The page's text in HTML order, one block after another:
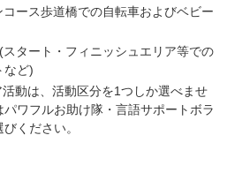
ース歩道橋での自転車およびベビー
タート・フィニッシュエリア等での
など)
動は、活動区分を1つしか選べませ
ワフルお助け隊・言語サポートボラ
ください。